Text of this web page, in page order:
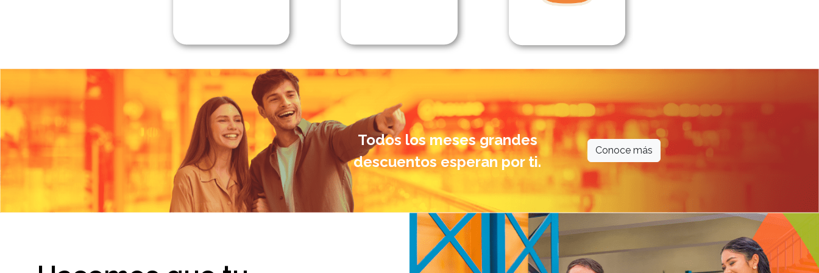
Todos los meses grandes
descuentos esperan por ti.
Conoce más